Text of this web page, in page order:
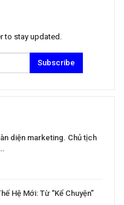
to stay updated.
Subscribe
diện marketing. Chủ tịch
Hệ Mới: Từ “Kể Chuyện”